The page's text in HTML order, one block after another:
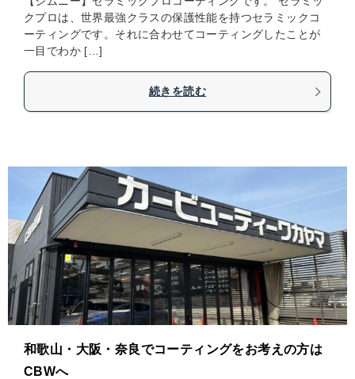
クプロは、世界最強クラスの保護性能を持つセラミックコ
ーティングです。それに合わせてコーティングしたことが
一目でわか […]
続きを読む
和歌山・大阪・奈良でコーティングをお考えの方は
CBWへ